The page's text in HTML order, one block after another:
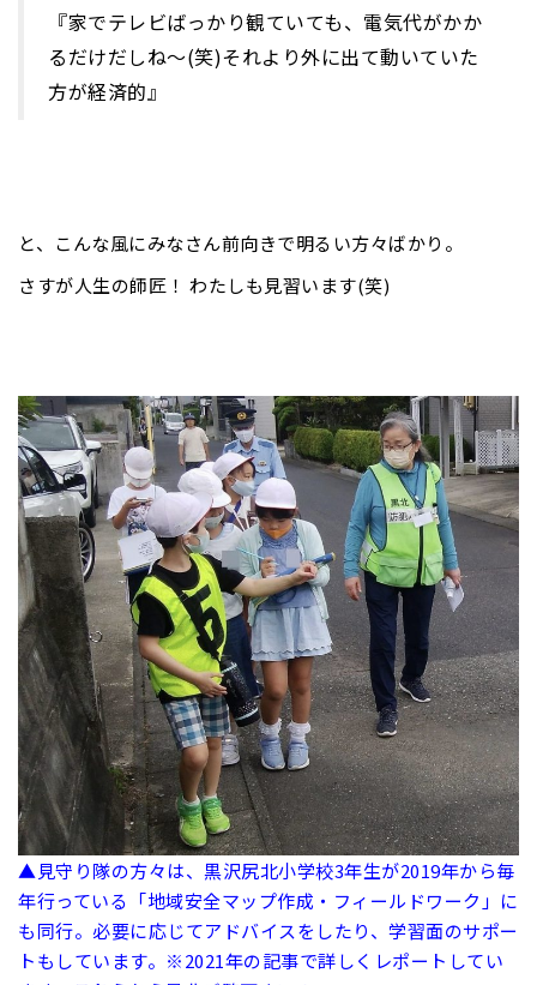
『家でテレビばっかり観ていても、電気代がかか
るだけだしね〜(笑)それより外に出て動いていた
方が経済的』
と、こんな風にみなさん前向きで明るい方々ばかり。
さすが人生の師匠！ わたしも見習います(笑)
▲見守り隊の方々は、黒沢尻北小学校3年生が2019年から毎
年行っている「地域安全マップ作成・フィールドワーク」に
も同行。必要に応じてアドバイスをしたり、学習面のサポー
トもしています。※2021年の記事で詳しくレポートしてい